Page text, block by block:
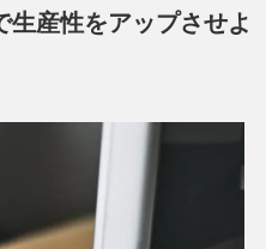
生産性をアップさせよ